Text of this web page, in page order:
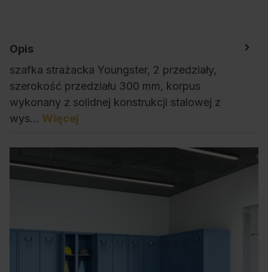
Opis
szafka strażacka Youngster, 2 przedziały,
szerokość przedziału 300 mm, korpus
wykonany z solidnej konstrukcji stalowej z
wys… Więcej